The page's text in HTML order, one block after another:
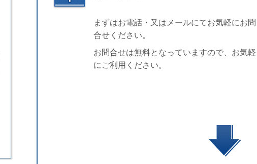
まずはお電話・又はメールにてお気軽にお問
合せください。
お問合せは無料となっていますので、お気軽
にご利用ください。